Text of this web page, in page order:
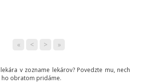
« < > »
v zozname lekárov? Povedzte mu, nech
ho obratom pridáme.